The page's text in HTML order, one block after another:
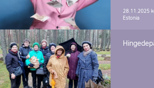
28.11.2025
Estonia